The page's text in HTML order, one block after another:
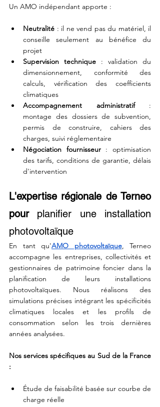
Un AMO indépendant apporte :
Neutralité : il ne vend pas du matériel, il
conseille seulement au bénéfice du
projet
Supervision technique : validation du
dimensionnement, conformité des
calculs, vérification des coefficients
climatiques
Accompagnement administratif :
montage des dossiers de subvention,
permis de construire, cahiers des
charges, suivi réglementaire
Négociation fournisseur : optimisation
des tarifs, conditions de garantie, délais
d'intervention
L'expertise régionale de Terneo
pour planifier une installation
photovoltaïque
En tant qu'AMO photovoltaïque, Terneo
accompagne les entreprises, collectivités et
gestionnaires de patrimoine foncier dans la
planification de leurs installations
photovoltaïques. Nous réalisons des
simulations précises intégrant les spécificités
climatiques locales et les profils de
consommation selon les trois dernières
années analysées.
Nos services spécifiques au Sud de la France
:
Étude de faisabilité basée sur courbe de
charge réelle